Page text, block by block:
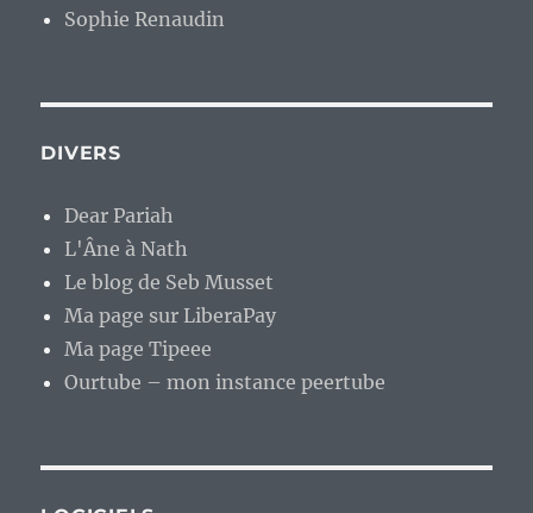
Sophie Renaudin
DIVERS
Dear Pariah
L'Âne à Nath
Le blog de Seb Musset
Ma page sur LiberaPay
Ma page Tipeee
Ourtube – mon instance peertube